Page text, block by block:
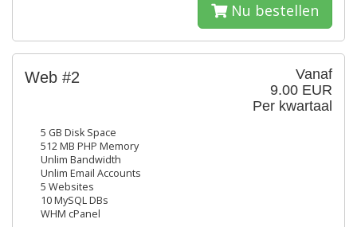
Nu bestellen
Vanaf
9.00 EUR
Per kwartaal
Web #2
5 GB Disk Space
512 MB PHP Memory
Unlim Bandwidth
Unlim Email Accounts
5 Websites
10 MySQL DBs
WHM cPanel